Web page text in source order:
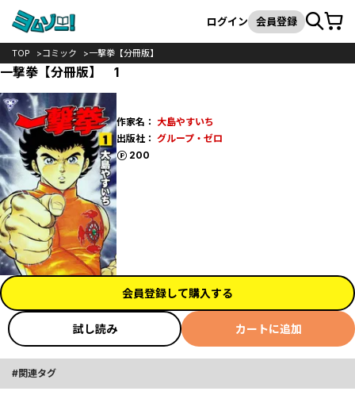
検索
ログイン 会員登録カート
TOP コミック 一撃拳【分冊版】
一撃拳【分冊版】 1
作家名： 大島やすいち
出版社： グループ・ゼロ
200
ポイント
会員登録して購入する
試し読み カートに追加
関連タグ